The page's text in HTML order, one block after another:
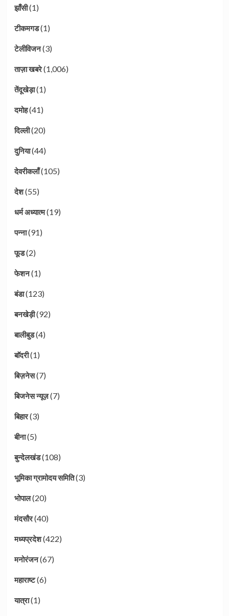
झाँसी(1)
टीकमगड(1)
टेलीविजन(3)
ताज़ा खबरे(1,006)
तेंदूखेड़ा(1)
दमोह(41)
दिल्ली(20)
दुनिया(44)
देवरीकलाँ(105)
देश(55)
धर्म अध्यात्म(19)
पन्ना(91)
फूड(2)
फेशन(1)
बंडा(123)
बनखेड़ी(92)
बालीबुड(4)
बाॅदरी(1)
बिज़नेस(7)
बिजनेस न्यूज़(7)
बिहार(3)
बीना(5)
बुन्देलखंड(108)
भूमिका ग्रामोदय समिति(3)
भोपाल(20)
मंदसौर(40)
मध्यप्रदेश(422)
मनोरंजन(67)
महाराष्ट(6)
यात्रा(1)